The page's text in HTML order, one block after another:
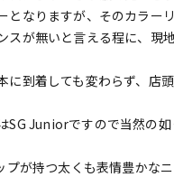
となりますが、そのカラー
スが無いと言える程に、現
に到着しても変わらず、店
SG Juniorですので当然の
プが持つ太くも表情豊かな